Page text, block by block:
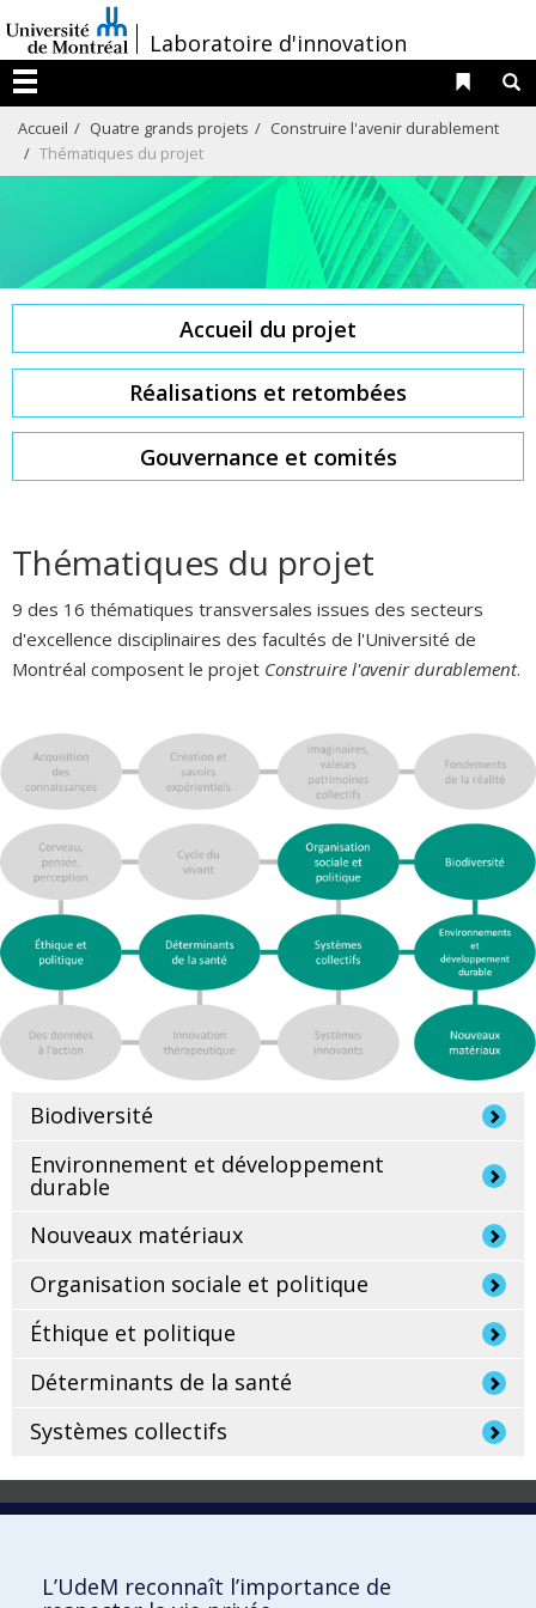
au
contenu
/Laboratoire d'innovation
Menu
Liens
Accueil Quatre grands projets
Construire l'avenir durablement
Thématiques du projet
Accueil du projet
Réalisations et retombées
Gouvernance et comités
Thématiques du projet
9 des 16 thématiques transversales issues des secteurs
d'excellence disciplinaires des facultés de l'Université de
Montréal composent le projet Construire l'avenir durablement.
Biodiversité
Environnement et développement
durable
Nouveaux matériaux
Organisation sociale et politique
Éthique et politique
Déterminants de la santé
Systèmes collectifs
Laboratoire d'innovation
Vice-rectorat aux affaires étudiantes et aux études
L’UdeM reconnaît l’importance de